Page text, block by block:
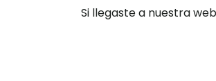
Si llegaste a nuestra